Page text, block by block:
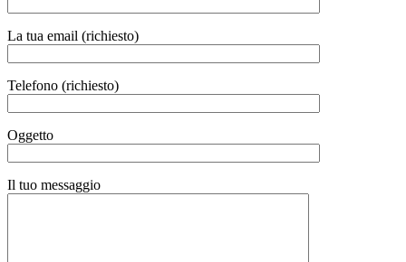
La tua email (richiesto)
Telefono (richiesto)
Oggetto
Il tuo messaggio